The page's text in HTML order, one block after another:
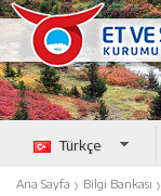
Türkçe
Ana Sayfa › Bilgi Bankası ›